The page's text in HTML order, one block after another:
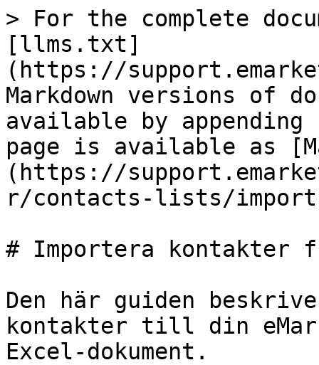
> For the complete
[llms.txt]
(https://
Markdown versions of
available by
page is available as
(https://
r/contacts-lists/
# Importera kontakter
Den här guiden
kontakter till din
Excel-dokument.